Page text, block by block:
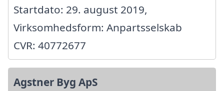
Startdato: 29. august 2019,
Virksomhedsform: Anpartsselskab
CVR: 40772677
Agstner Byg ApS